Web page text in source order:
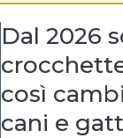
Dal 2026
così
cani e